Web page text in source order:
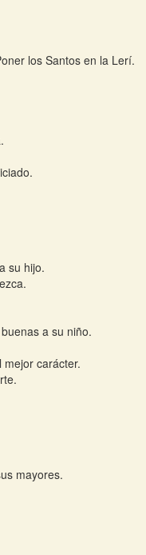
los Santos en la Lerí.
su hijo.
a su niño.
carácter.
mayores.